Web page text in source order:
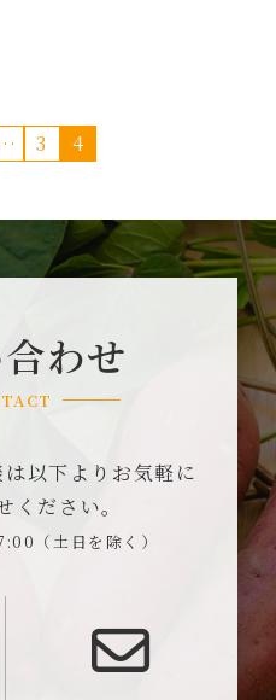
3 4
わせ
以下よりお気軽に
ください。
（土日を除く）